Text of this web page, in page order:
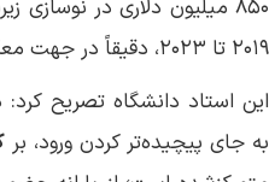
۸۵۰ میلیون دلاری در
۲۰۱۹ تا ۲۰۲۳، دقیقاً در جهت معکوس حرکت کرده‌ است.
این استاد دانشگاه تصریح
به جای پیچیده‌تر کردن ورود، بر